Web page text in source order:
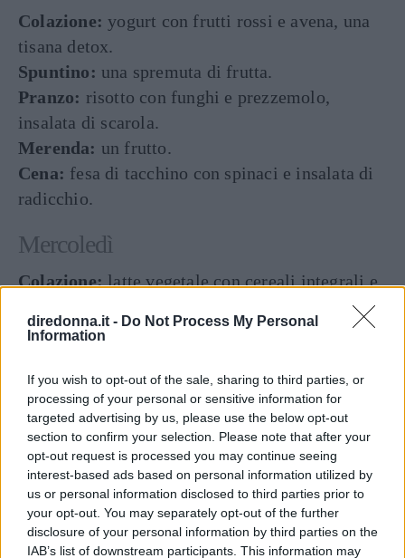
diredonna.it - Do Not Process My Personal
Information
If you wish to opt-out of the sale, sharing to third parties, or
processing of your personal or sensitive information for
targeted advertising by us, please use the below opt-out
section to confirm your selection. Please note that after your
opt-out request is processed you may continue seeing
interest-based ads based on personal information utilized by
us or personal information disclosed to third parties prior to
your opt-out. You may separately opt-out of the further
disclosure of your personal information by third parties on the
IAB’s list of downstream participants. This information may
Colazione: yogurt con frutti rossi e avena, una
tisana detox.
Spuntino: una spremuta di frutta.
Pranzo: risotto con funghi e prezzemolo,
insalata di scarola.
Merenda: un frutto.
Cena: fesa di tacchino con spinaci e insalata di
radicchio.
Mercoledì
Colazione:latte vegetale con cereali integrali e
Spuntino:mandorle.
padella.
Merenda:un frutto.
Cena:farinata di ceci con pomodorini e rucola.
Giovedì
Colazione: latte parzialmente scremato con
fette biscottate integrali e marmellata.